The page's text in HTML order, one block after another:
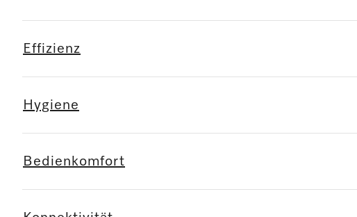
Effizienz
Hygiene
Bedienkomfort